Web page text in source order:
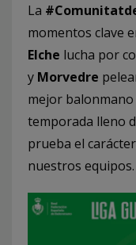
La
momentos clave
Elche lucha por
y Morvedre
mejor
temporada lleno
prueba el
nuestros equipos.